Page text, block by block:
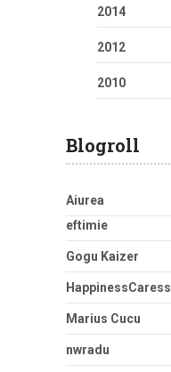
2014
2012
2010
Blogroll
Aiurea
eftimie
Gogu Kaizer
HappinessCaress
Marius Cucu
nwradu